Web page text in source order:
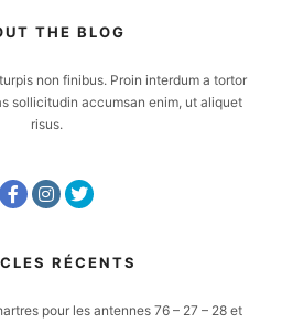
THE BLOG
non finibus. Proin interdum a tortor
sollicitudin accumsan enim, ut aliquet
risus.
RÉCENTS
pour les antennes 76 – 27 – 28 et